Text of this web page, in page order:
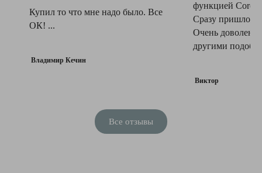
Купил то что мне надо было. Все
ОК! ...
Владимир Кечин
функцией Corda
Сразу пришлось
Очень доволен.
другими
Виктор
Все отзывы